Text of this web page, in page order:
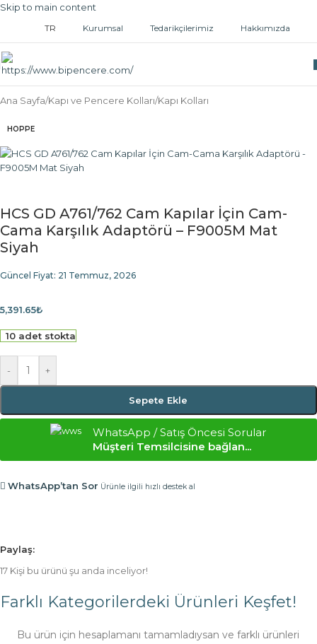
Skip to main content
TR Kurumsal Tedarikçilerimiz Hakkımızda
Ana Sayfa/Kapı ve Pencere Kolları/Kapı Kolları
HOPPE
HCS GD A761/762 Cam Kapılar İçin Cam-
Cama Karşılık Adaptörü – F9005M Mat
Siyah
Güncel Fiyat: 21 Temmuz, 2026
5,391.65₺
10 adet stokta
- +
Sepete Ekle
WhatsApp / Satış Öncesi Sorular
Müşteri Temsilcisine bağlan...
WhatsApp’tan Sor Ürünle ilgili hızlı destek al
Paylaş:
17 Kişi bu ürünü şu anda inceliyor!
Farklı Kategorilerdeki Ürünleri Keşfet!
Bu ürün için hesaplamanı tamamladıysan ve farklı ürünleri